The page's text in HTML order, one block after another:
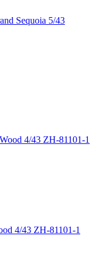
Sequoia 5/43
4/43 ZH-81101-1